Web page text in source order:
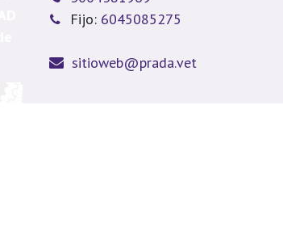
Fijo: 6045085275
sitioweb@prada.vet